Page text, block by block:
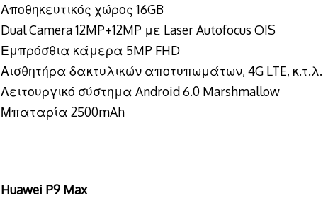
Αποθηκευτικός χώρος 16GB
Dual Camera 12MP+12MP με Laser Autofocus OIS
Εμπρόσθια κάμερα 5MP FHD
Αισθητήρα δακτυλικών αποτυπωμάτων, 4G LTE, κ.τ.λ.
Λειτουργικό σύστημα Android 6.0 Marshmallow
Μπαταρία 2500mAh
Huawei P9 Max